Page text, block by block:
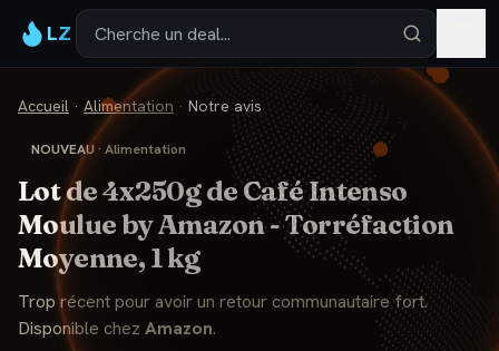
LZ
Accueil · Alimentation · Notre avis
NOUVEAU· Alimentation
Lot de 4x250g de Café Intenso
Moulue by Amazon - Torréfaction
Moyenne, 1 kg
Trop récent pour avoir un retour communautaire fort.
Disponible chez Amazon.